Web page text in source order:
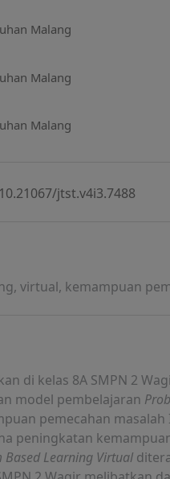
Malang
Malang
Malang
jtst.v4i3.7488
virtual, kemampuan
di kelas 8A SMPN 2
model pembelajaran
pemecahan masalah
peningkatan
Based Learning Virtual